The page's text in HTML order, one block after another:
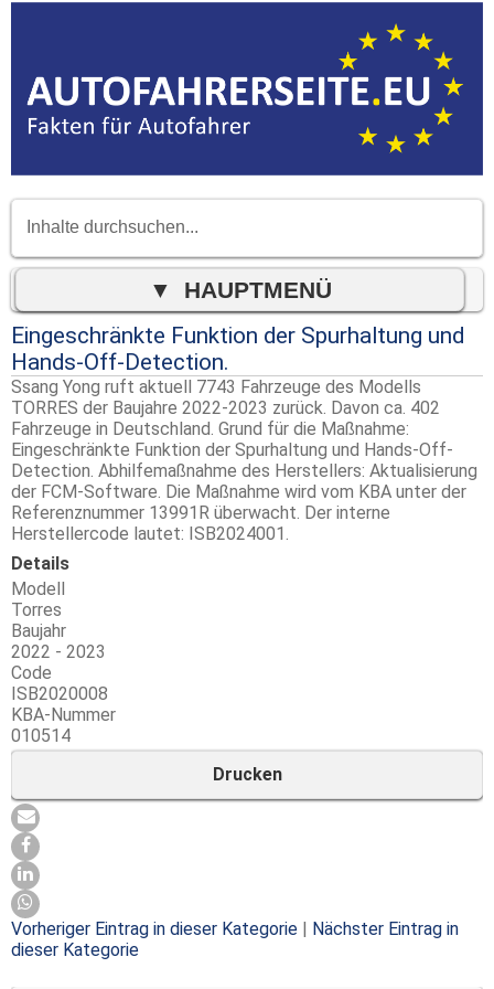
Eingeschränkte Funktion der Spurhaltung und
Hands-Off-Detection.
Ssang Yong ruft aktuell 7743 Fahrzeuge des Modells
TORRES der Baujahre 2022-2023 zurück. Davon ca. 402
Fahrzeuge in Deutschland. Grund für die Maßnahme:
Eingeschränkte Funktion der Spurhaltung und Hands-Off-
Detection. Abhilfemaßnahme des Herstellers: Aktualisierung
der FCM-Software. Die Maßnahme wird vom KBA unter der
Referenznummer 13991R überwacht. Der interne
Herstellercode lautet: ISB2024001.
Details
Modell
Torres
Baujahr
2022 - 2023
Code
ISB2020008
KBA-Nummer
010514
Drucken
Vorheriger Eintrag in dieser Kategorie
Nächster Eintrag in
dieser Kategorie